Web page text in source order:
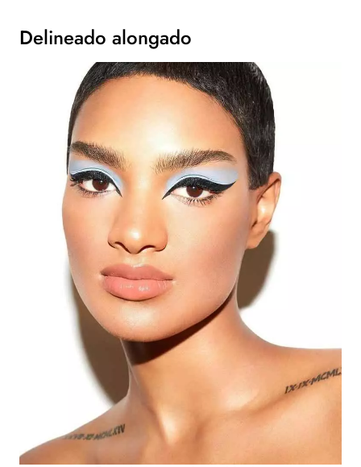
Delineado alongado